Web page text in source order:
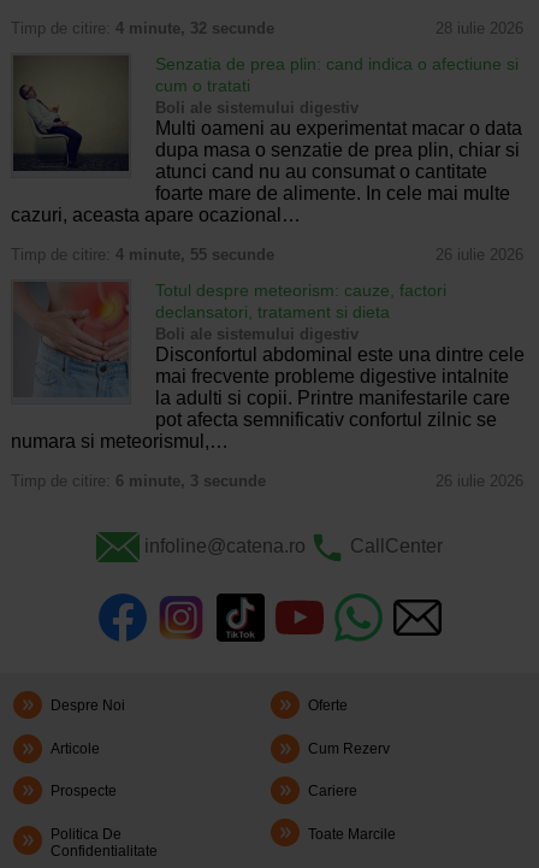
Timp de citire: 4 minute, 32 secunde 28 iulie 2026
Senzatia de prea plin: cand indica o afectiune si
cum o tratati
Boli ale sistemului digestiv
Multi oameni au experimentat macar o data
dupa masa o senzatie de prea plin, chiar si
atunci cand nu au consumat o cantitate
foarte mare de alimente. In cele mai multe
cazuri, aceasta apare ocazional…
Timp de citire: 4 minute, 55 secunde 26 iulie 2026
Totul despre meteorism: cauze, factori
declansatori, tratament si dieta
Boli ale sistemului digestiv
Disconfortul abdominal este una dintre cele
mai frecvente probleme digestive intalnite
la adulti si copii. Printre manifestarile care
pot afecta semnificativ confortul zilnic se
numara si meteorismul,…
Timp de citire: 6 minute, 3 secunde 26 iulie 2026
infoline@catena.ro CallCenter
Despre Noi Oferte
Articole Cum Rezerv
Prospecte Cariere
Politica De
Confidentialitate
Toate Marcile